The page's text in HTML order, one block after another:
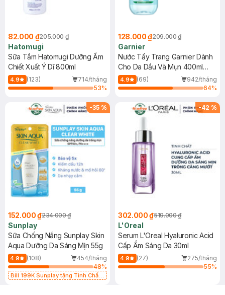
82.000 ₫205.000 ₫
Hatomugi
Sữa Tắm Hatomugi Dưỡng Ẩm
Chiết Xuất Ý Dĩ 800ml
4.9 (123)
714/tháng
53%
128.000 ₫209.000 ₫
Garnier
Nước Tẩy Trang Garnier Dành
Cho Da Dầu Và Mụn 400ml
(Mới)
4.9 (69)
942/tháng
64%
-35 %
152.000 ₫234.000 ₫
Sunplay
Sữa Chống Nắng Sunplay Skin
Aqua Dưỡng Da Sáng Mịn 55g
4.9 (108)
454/tháng
48%
Bill 199K Sunplay tặng Tinh Chất
-42 %
302.000 ₫519.000 ₫
L'Oreal
Serum L'Oreal Hyaluronic Acid
Cấp Ẩm Sáng Da 30ml
4.9 (27)
275/tháng
55%